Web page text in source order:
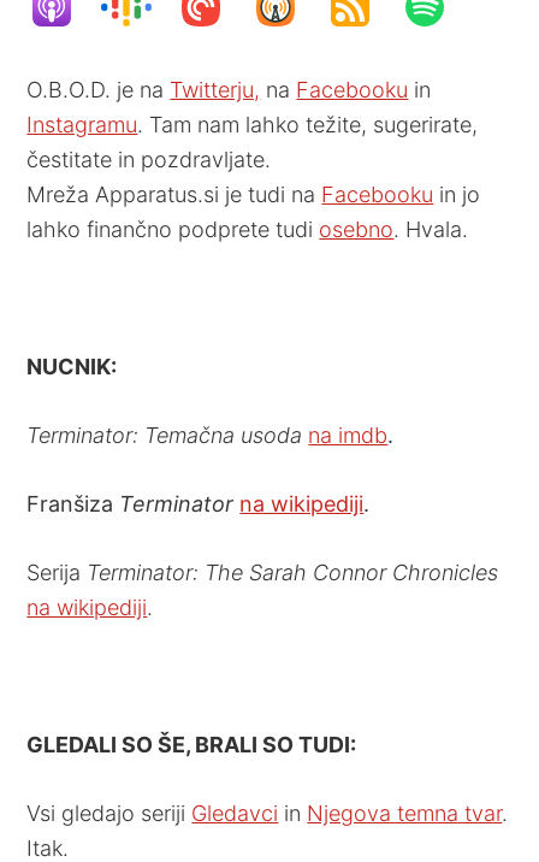
O.B.O.D. je na Twitterju, na Facebooku in
Instagramu. Tam nam lahko težite, sugerirate,
čestitate in pozdravljate.
Mreža Apparatus.si je tudi na Facebooku in jo
lahko finančno podprete tudi osebno. Hvala.
NUCNIK:
Terminator: Temačna usoda na imdb.
Franšiza Terminator na wikipediji.
Serija Terminator: The Sarah Connor Chronicles
na wikipediji.
GLEDALI SO ŠE, BRALI SO TUDI:
Vsi gledajo seriji Gledavci in Njegova temna tvar.
Itak.